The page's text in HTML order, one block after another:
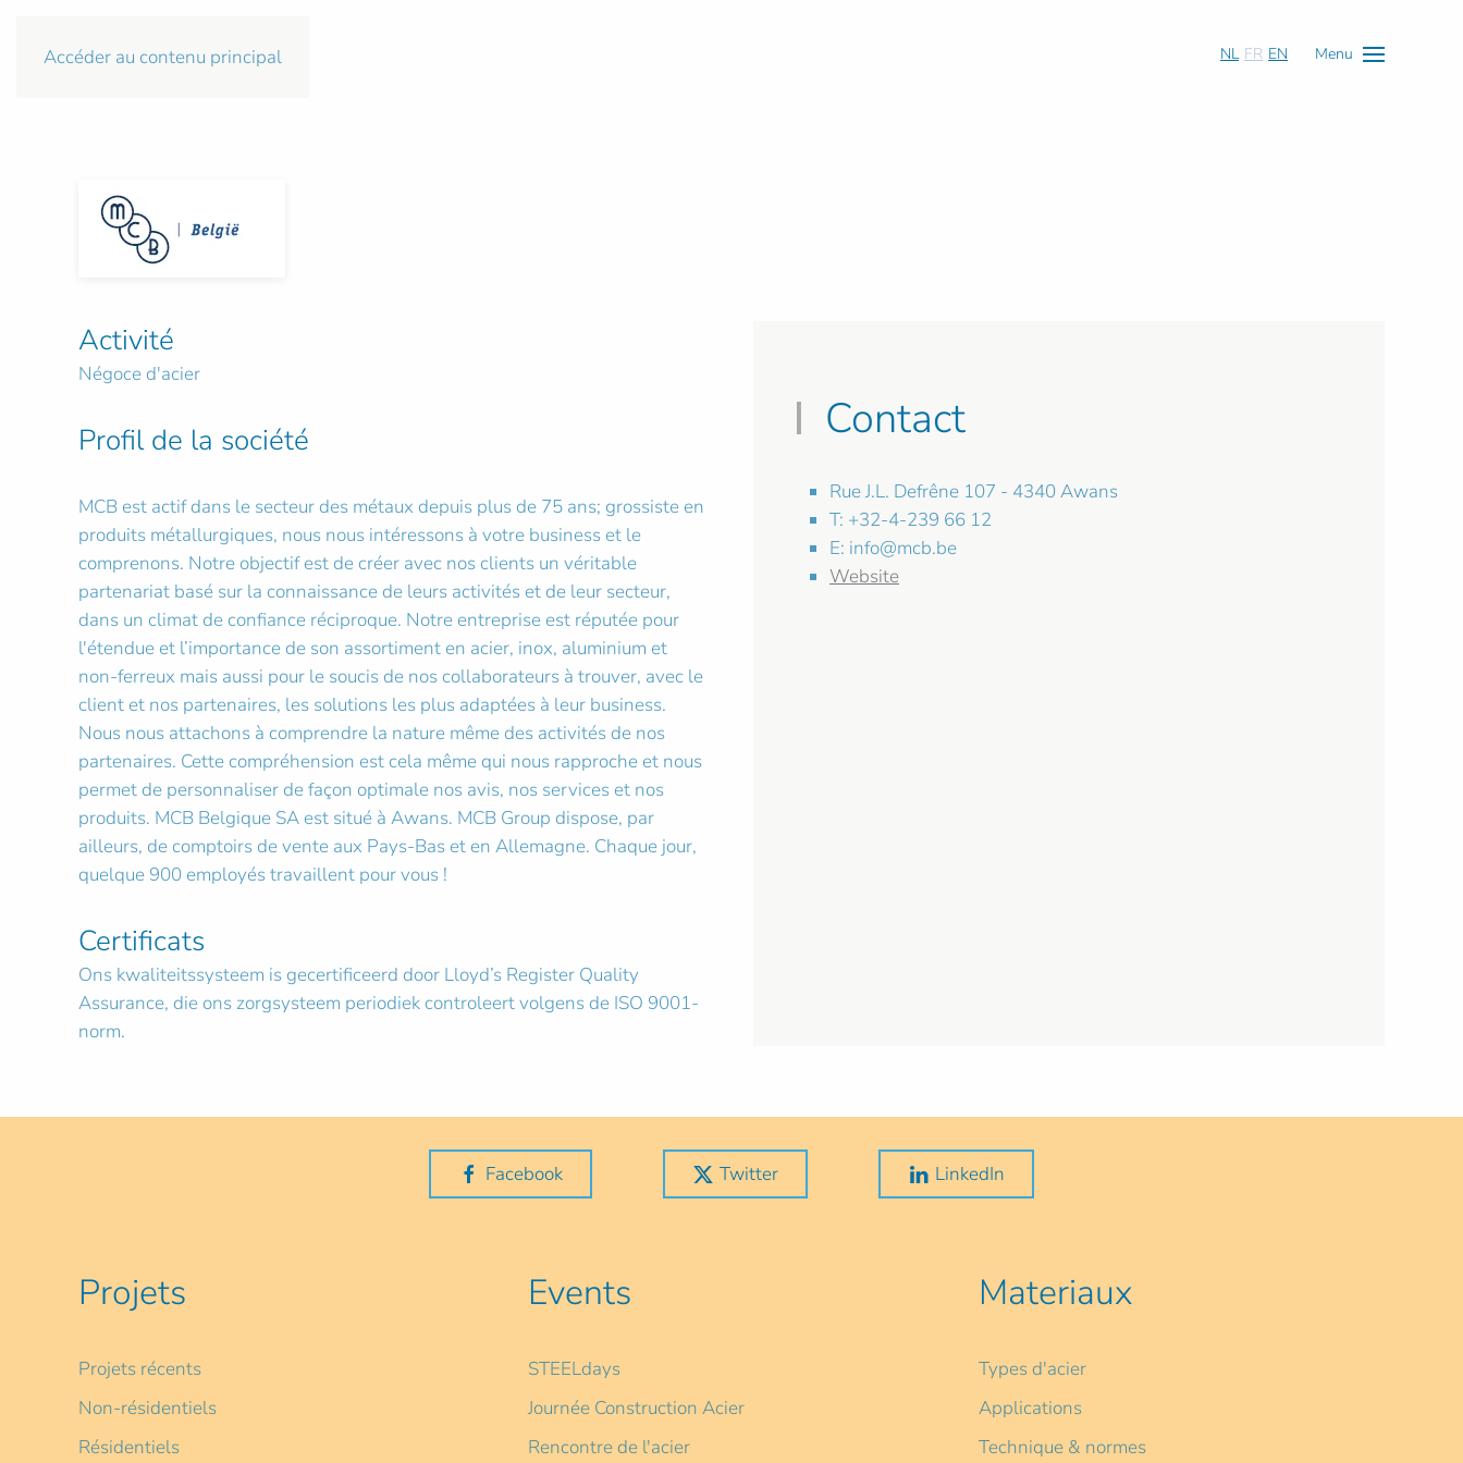
Accéder au contenu principal NL FR EN Menu
Activité
Négoce d'acier
Profil de la société
MCB est actif dans le secteur des métaux depuis plus de 75 ans; grossiste en
produits métallurgiques, nous nous intéressons à votre business et le
comprenons. Notre objectif est de créer avec nos clients un véritable
partenariat basé sur la connaissance de leurs activités et de leur secteur,
dans un climat de confiance réciproque. Notre entreprise est réputée pour
l'étendue et l’importance de son assortiment en acier, inox, aluminium et
non-ferreux mais aussi pour le soucis de nos collaborateurs à trouver, avec le
client et nos partenaires, les solutions les plus adaptées à leur business.
Nous nous attachons à comprendre la nature même des activités de nos
partenaires. Cette compréhension est cela même qui nous rapproche et nous
permet de personnaliser de façon optimale nos avis, nos services et nos
produits. MCB Belgique SA est situé à Awans. MCB Group dispose, par
ailleurs, de comptoirs de vente aux Pays-Bas et en Allemagne. Chaque jour,
quelque 900 employés travaillent pour vous !
Certificats
Ons kwaliteitssysteem is gecertificeerd door Lloyd’s Register Quality
Assurance, die ons zorgsysteem periodiek controleert volgens de ISO 9001-
norm.
Contact
Rue J.L. Defrêne 107 - 4340 Awans
T: +32-4-239 66 12
E: info@mcb.be
Website
Facebook Twitter LinkedIn
Projets
Projets récents
Non-résidentiels
Résidentiels
Events
STEELdays
Journée Construction Acier
Rencontre de l'acier
Materiaux
Types d'acier
Applications
Technique & normes